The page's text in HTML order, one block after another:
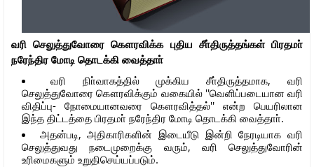
வரி செலுத்துவோரை கௌரவிக்க புதிய சீா்திருத்தங்கள் பிரதமா்
நரேந்திர மோடி தொடக்கி வைத்தாா்
வரி நிா்வாகத்தில் முக்கிய சீா்திருத்தமாக, வரி
செலுத்துவோரை கௌரவிக்கும் வகையில் ''வெளிப்படையான வரி
விதிப்பு- நோமையானவரை கௌரவித்தல்'' என்ற பெயரிலான
இந்த திட்டத்தை பிரதமா் நரேந்திர மோடி தொடக்கி வைத்தாா்.
அதன்படி, அதிகாரிகளின் இடையீடு இன்றி நேரடியாக வரி
செலுத்துவது நடைமுறைக்கு வரும், வரி செலுத்துவோரின்
உரிமைகளும் உறுதிசெய்யப்படும்.